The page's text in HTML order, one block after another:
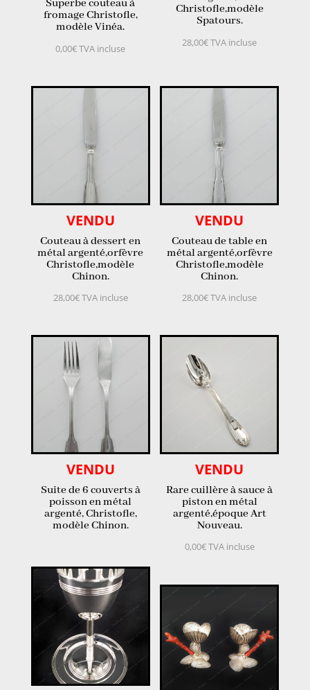
Superbe couteau à
fromage Christofle,
modèle Vinéa.
0,00€TVA incluse
Christofle,modèle
Spatours.
28,00€TVA incluse
VENDU
Couteau à dessert en
métal argenté,orfèvre
Christofle,modèle
Chinon.
28,00€TVA incluse
VENDU
Couteau de table en
métal argenté,orfèvre
Christofle,modèle
Chinon.
28,00€TVA incluse
VENDU
Suite de 6 couverts à
poisson en métal
argenté, Christofle,
modèle Chinon.
VENDU
Rare cuillère à sauce à
piston en métal
argenté,époque Art
Nouveau.
0,00€TVA incluse